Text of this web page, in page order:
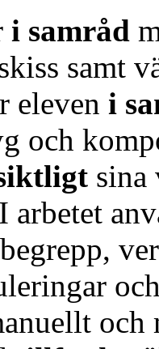
i samråd
samt
eleven i
och
sina
arbetet